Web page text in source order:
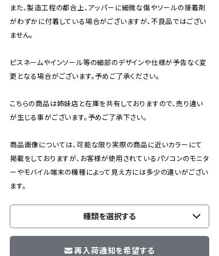
また、製造工程の都合上、アッパーに細微な傷やソールの接着剤
がわずかに付着している場合がございますが、不良品ではござい
ません。
ピスネームやインソール等の細部のデザインや仕様が予告なく変
更となる場合がございます。予めご了承ください。
こちらの商品は姉妹店と在庫を共有しておりますので、売り違い
が生じる事がございます。予めご了承下さい。
商品画像については、可能な限り実際の商品に近いカラーにて
掲載をしておりますが、お客様が使用されているパソコンのモニタ
ーやモバイル端末の機種によって見え方には多少の違いがござい
ます。
種類を選択する
再入荷通知を希望する